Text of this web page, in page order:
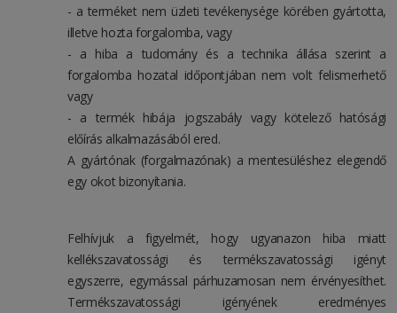
- a terméket nem üzleti tevékenysége körében gyártotta,
illetve hozta forgalomba, vagy
- a hiba a tudomány és a technika állása szerint a
forgalomba hozatal időpontjában nem volt felismerhető
vagy
- a termék hibája jogszabály vagy kötelező hatósági
előírás alkalmazásából ered.
A gyártónak (forgalmazónak) a mentesüléshez elegendő
egy okot bizonyítania.
Felhívjuk a figyelmét, hogy ugyanazon hiba miatt
kellékszavatossági és termékszavatossági igényt
egyszerre, egymással párhuzamosan nem érvényesíthet.
Termékszavatossági igényének eredményes